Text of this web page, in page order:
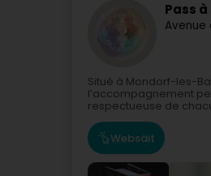
Pass
Avenue
Situé à Mondorf-les-
l’accompagnement
respectueuse de
Websäit